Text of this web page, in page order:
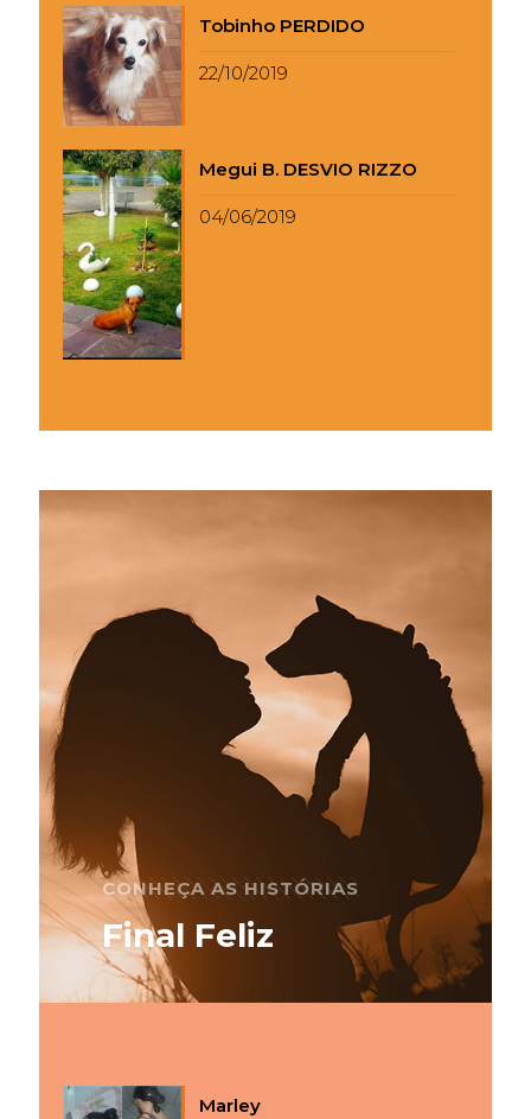
Tobinho PERDIDO
22/10/2019
Megui B. DESVIO RIZZO
04/06/2019
CONHEÇA AS HISTÓRIAS
Final Feliz
Marley